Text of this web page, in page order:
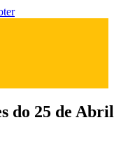
do 25 de Abril